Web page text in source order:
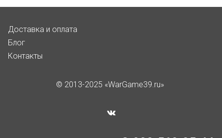
Доставка и оплата
Блог
Контакты
© 2013-2025 «WarGame39.ru»